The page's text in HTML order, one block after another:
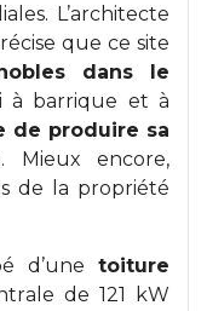
L’architecte
que ce site
dans le
à barrique et à
de produire sa
. Mieux encore,
de la propriété
d’une toiture
de 121 kW